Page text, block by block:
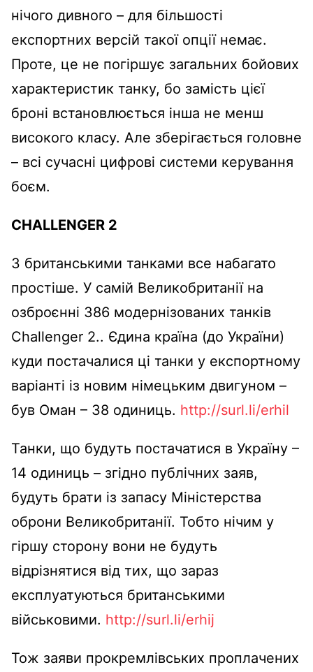
нічого дивного – для більшості
експортних версій такої опції немає.
Проте, це не погіршує загальних бойових
характеристик танку, бо замість цієї
броні встановлюється інша не менш
високого класу. Але зберігається головне
– всі сучасні цифрові системи керування
боєм.
CHALLENGER 2
З британськими танками все набагато
простіше. У самій Великобританії на
озброєнні 386 модернізованих танків
Challenger 2.. Єдина країна (до України)
куди постачалися ці танки у експортному
варіанті із новим німецьким двигуном –
був Оман – 38 одиниць. http://surl.li/erhil
Танки, що будуть постачатися в Україну –
14 одиниць – згідно публічних заяв,
будуть брати із запасу Міністерства
оброни Великобританії. Тобто нічим у
гіршу сторону вони не будуть
відрізнятися від тих, що зараз
експлуатуються британськими
військовими. http://surl.li/erhij
Тож заяви прокремлівських проплачених